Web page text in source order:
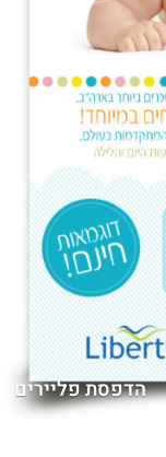
הדפסת פליירים